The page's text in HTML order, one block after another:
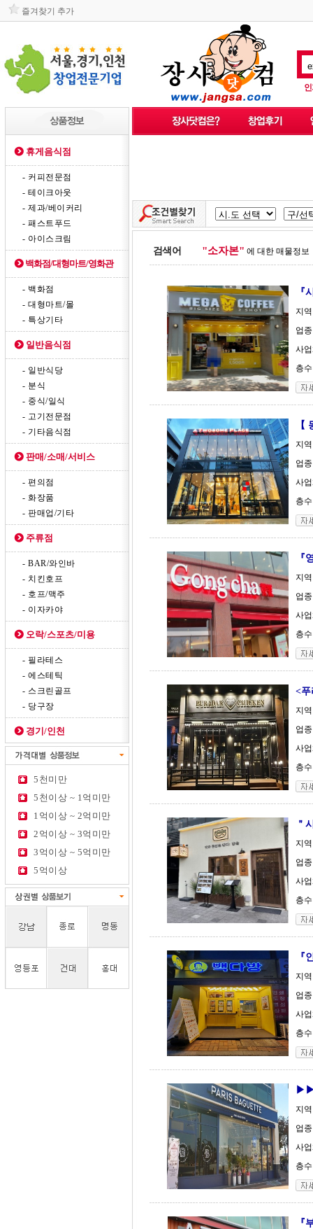
즐겨찾기 추가
휴게음식점
- 커피전문점
- 테이크아웃
- 제과/베이커리
- 패스트푸드
- 아이스크림
백화점/대형마트/영화관
- 백화점
- 대형마트/몰
- 특상기타
일반음식점
- 일반식당
- 분식
- 중식/일식
- 고기전문점
- 기타음식점
판매/소매/서비스
- 편의점
- 화장품
- 판매업/기타
주류점
- BAR/와인바
- 치킨호프
- 호프/맥주
- 이자카야
오락/스포츠/미용
- 필라테스
- 에스테틱
- 스크린골프
- 당구장
경기/인천
5천미만
5천이상 ~ 1억미만
1억이상 ~ 2억미만
2억이상 ~ 3억미만
3억이상 ~ 5억미만
5억이상
검색어 "소자본" 에 대한 매물정보
『
지
업
사
층
【
지
업
사
층
『
지
업
사
층
<푸
지
업
사
층
＂
지
업
사
층
『
지
업
사
층
▶▶
지
업
사
층
『